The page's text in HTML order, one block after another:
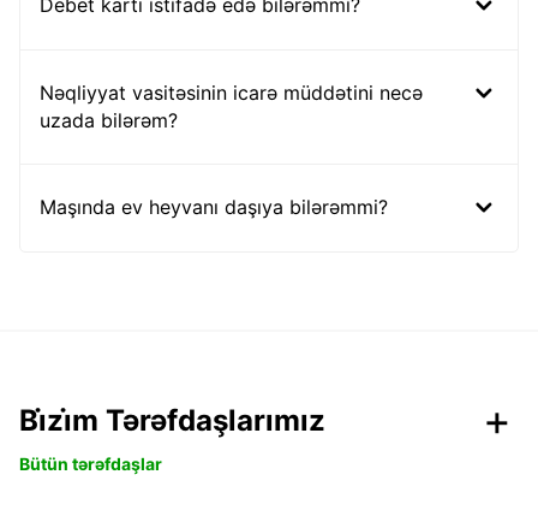
Debet kartı istifadə edə bilərəmmi?
Nəqliyyat vasitəsinin icarə müddətini necə
uzada bilərəm?
Maşında ev heyvanı daşıya bilərəmmi?
Bi̇zi̇m Tərəfdaşlarımız
Bütün tərəfdaşlar